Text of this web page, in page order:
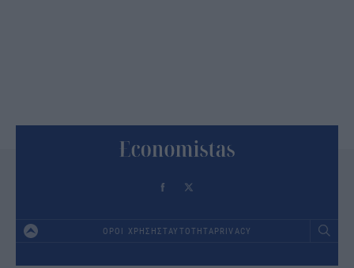
ΟΡΟΙ ΧΡΗΣΗΣΤΑΥΤΟΤΗΤΑPRIVACY